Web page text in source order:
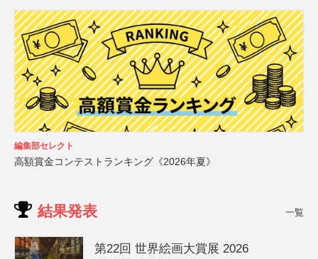
編集部セレクト
高額賞金コンテストランキング《2026年夏》
結果発表 一覧
第22回 世界絵画大賞展 2026